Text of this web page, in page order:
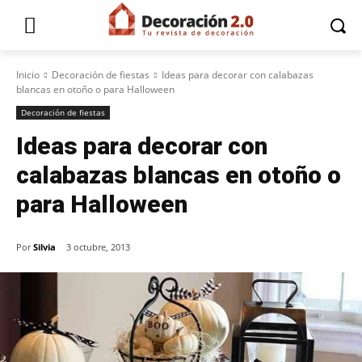
Inicio Decoración de fiestas
Ideas para decorar con calabazas
blancas en otoño o para Halloween
Decoración de fiestas
Ideas para decorar con
calabazas blancas en otoño o
para Halloween
Por Silvia 3 octubre, 2013